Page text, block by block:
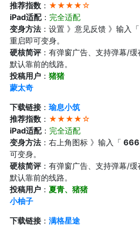
推荐指数 ： ★★★★☆
iPad适配： 完全适配
变身方法：设置 》意见反馈 》输入「
重启即可变身。
硬核简评：有弹窗广告、支持弹幕/
默认靠前的线路。
投稿用户 ： 猪猪
蒙太奇
下载链接： 瑜息小筑
推荐指数 ： ★★★★☆
iPad适配： 完全适配
变身方法：右上角图标 》输入「 666
可变身。
硬核简评：有弹窗广告、支持弹幕/
默认靠前的线路。
投稿用户 ： 夏青、猪猪
小柚子
下载链接： 满格星途